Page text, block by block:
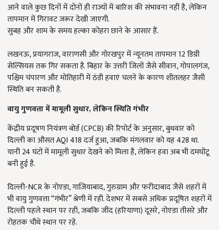
आने वाले कुछ दिनों में दोनों ही राज्यों में बारिश की संभावना नहीं है, लेकिन
तापमान में गिरावट जरूर देखी जाएगी.
सुबह और शाम के समय हल्का कोहरा छाने के आसार हैं.
लखनऊ, प्रयागराज, वाराणसी और गोरखपुर में न्यूनतम तापमान 12 डिग्री
सेल्सियस तक गिर सकता है. बिहार के उत्तरी जिलों जैसे सीवान, गोपालगंज,
पश्चिम चंपारण और मोतिहारी में ठंडी हवाएं चलने के कारण शीतलहर जैसी
स्थिति बन सकती है.
वायु गुणवत्ता में मामूली सुधार,लेकिन स्थिति गंभीर
केंद्रीय प्रदूषण नियंत्रण बोर्ड (CPCB) की रिपोर्ट के अनुसार, बुधवार को
दिल्ली का औसत AQI 418 दर्ज हुआ, जबकि मंगलवार को यह 428 था.
यानी 24 घंटों में मामूली सुधार देखने को मिला है, लेकिन हवा अब भी दमघोंटू
बनी हुई है.
दिल्ली-NCR के नोएडा, गाजियाबाद, गुरुग्राम और फरीदाबाद जैसे शहरों में
भी वायु गुणवत्ता “गंभीर” श्रेणी में रही. देशभर में सबसे अधिक प्रदूषित शहरों में
दिल्ली पहले स्थान पर रही, जबकि जींद (हरियाणा) दूसरे, नोएडा तीसरे और
रोहतक चौथे स्थान पर रहे.